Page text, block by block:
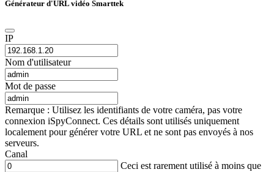
Générateur d'URL vidéo Smarttek
IP
Nom d'utilisateur
Mot de passe
Remarque : Utilisez les identifiants de votre caméra, pas votre
connexion iSpyConnect. Ces détails sont utilisés uniquement
localement pour générer votre URL et ne sont pas envoyés à nos
serveurs.
Canal
Ceci est rarement utilisé à moins que